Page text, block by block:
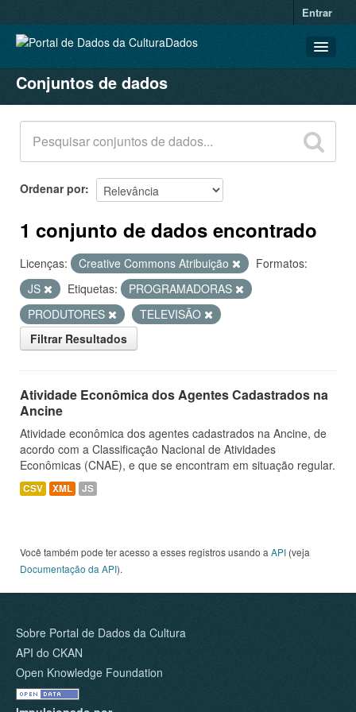
Entrar
CONJUNTOS DE DADOS
ORGANIZAÇÕES
GRUPOS
SOBRE
Conjuntos de dados
Ordenar por
1 conjunto de dados encontrado
Licenças: Creative Commons Atribuição
Formatos:
JS
Etiquetas:
PROGRAMADORAS
PRODUTORES
TELEVISÃO
Filtrar Resultados
Atividade Econômica dos Agentes Cadastrados na
Ancine
Atividade econômica dos agentes cadastrados na Ancine, de
acordo com a Classificação Nacional de Atividades
Econômicas (CNAE), e que se encontram em situação regular.
CSV XML JS
Você também pode ter acesso a esses registros usando a API (veja
Documentação da API).
Sobre Portal de Dados da Cultura
API do CKAN
Open Knowledge Foundation